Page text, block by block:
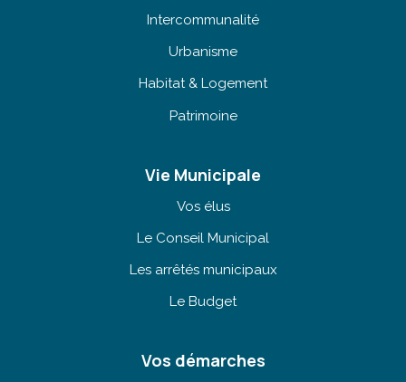
Intercommunalité
Urbanisme
Habitat & Logement
Patrimoine
Vie Municipale
Vos élus
Le Conseil Municipal
Les arrêtés municipaux
Le Budget
Vos démarches